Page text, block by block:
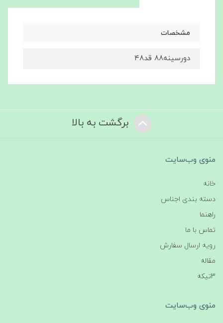
مشخصات
دورسینه۸۸ قد۴۸
برگشت به بالا
منوی وب‌سایت
خانه
دسته بندی اجناس
راهنما
تماس با ما
رویه ارسال سفارش
مقاله
3تیکه
منوی وب‌سایت